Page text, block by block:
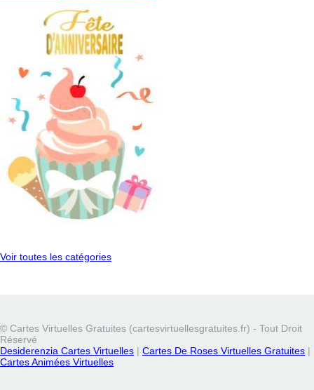
Voir toutes les catégories
© Cartes Virtuelles Gratuites (cartesvirtuellesgratuites.fr) - Tout Droit
Réservé
Desiderenzia Cartes Virtuelles | Cartes De Roses Virtuelles Gratuites |
Cartes Animées Virtuelles